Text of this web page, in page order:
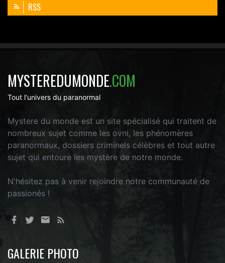
RSS
MYSTEREDUMONDE.COM
Tout l'univers du paranormal
Mystere du monde est un site spécialisé qui traitent de
nombreux sujet comme les ovni, les phénomères
paranormaux, dossiers criminels célèbres et tout autre
sujet qui entoure les mystère de notre monde.
N'hésitez pas à venir rejoindre notre communauté de
passionés !
GALERIE PHOTO